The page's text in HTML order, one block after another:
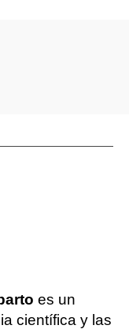
es un
científica y las